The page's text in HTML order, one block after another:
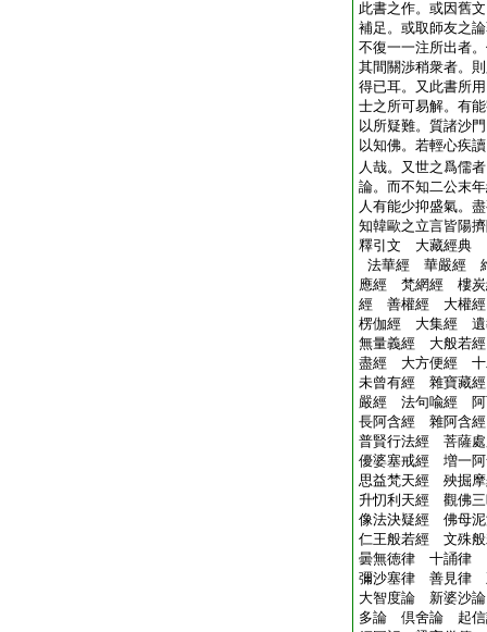
此書之作。或因舊
補足。或取師友之
不復一一注所出者
其間關渉稍衆者。
得已耳。又此書所
士之所可易解。有
以所疑難。質諸沙
以知佛。若輕心疾
人哉。又世之爲儒
論。而不知二公末
人有能少抑盛氣。
知韓歐之立言皆陽
釋引文 大藏經典
法華經 華嚴經
應經 梵網經 樓
經 善權經 大權
楞伽經 大集經
無量義經 大般若
盡經 大方便經 十
未曾有經 雜寶藏
嚴經 法句喩經 阿
長阿含經 雜阿含
普賢行法經 菩薩
優婆塞戒經 増一
思益梵天經 殃掘
升忉利天經 觀佛
像法決疑經 佛母
仁王般若經 文殊般
曇無徳律 十誦
彌沙塞律 善見律
大智度論 新婆沙
多論 倶舍論 起